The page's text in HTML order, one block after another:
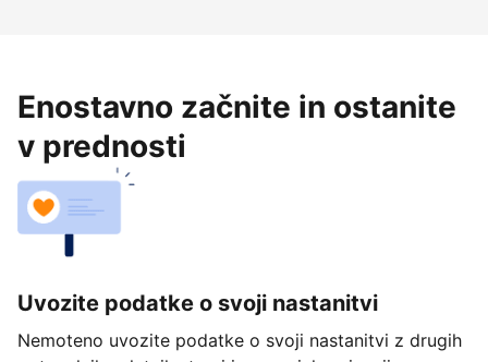
Enostavno začnite in ostanite
v prednosti
Uvozite podatke o svoji nastanitvi
Nemoteno uvozite podatke o svoji nastanitvi z drugih